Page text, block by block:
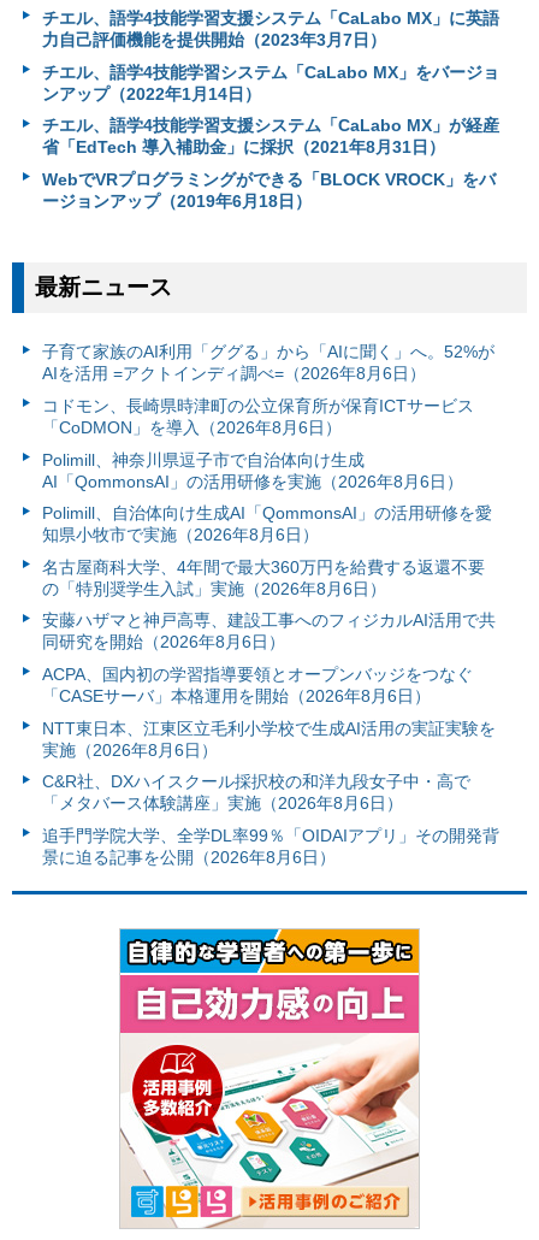
チエル、語学4技能学習支援システム「CaLabo MX」に英語
力自己評価機能を提供開始（2023年3月7日）
チエル、語学4技能学習システム「CaLabo MX」をバージョ
ンアップ（2022年1月14日）
チエル、語学4技能学習支援システム「CaLabo MX」が経産
省「EdTech 導入補助金」に採択（2021年8月31日）
WebでVRプログラミングができる「BLOCK VROCK」をバ
ージョンアップ（2019年6月18日）
最新ニュース
子育て家族のAI利用「ググる」から「AIに聞く」へ。52%が
AIを活用 =アクトインディ調べ=（2026年8月6日）
コドモン、長崎県時津町の公立保育所が保育ICTサービス
「CoDMON」を導入（2026年8月6日）
Polimill、神奈川県逗子市で自治体向け生成
AI「QommonsAI」の活用研修を実施（2026年8月6日）
Polimill、自治体向け生成AI「QommonsAI」の活用研修を愛
知県小牧市で実施（2026年8月6日）
名古屋商科大学、4年間で最大360万円を給費する返還不要
の「特別奨学生入試」実施（2026年8月6日）
安藤ハザマと神戸高専、建設工事へのフィジカルAI活用で共
同研究を開始（2026年8月6日）
ACPA、国内初の学習指導要領とオープンバッジをつなぐ
「CASEサーバ」本格運用を開始（2026年8月6日）
NTT東日本、江東区立毛利小学校で生成AI活用の実証実験を
実施（2026年8月6日）
C&R社、DXハイスクール採択校の和洋九段女子中・高で
「メタバース体験講座」実施（2026年8月6日）
追手門学院大学、全学DL率99％「OIDAIアプリ」その開発背
景に迫る記事を公開（2026年8月6日）